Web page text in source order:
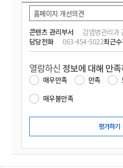
콘텐츠 관리부서
감염병관리과
담당전화
063-454-5022최근
홈페이지 개선의견
열람하신 정보에 대해 만족
매우만족 만족
매우불만족